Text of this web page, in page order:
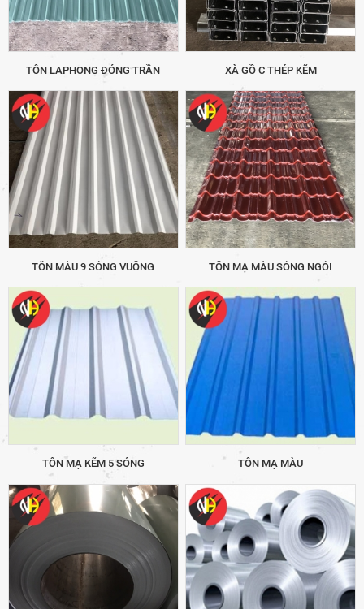
TÔN LAPHONG ĐÓNG TRẦN XÀ GỒ C THÉP KẼM
TÔN MÀU 9 SÓNG VUÔNG TÔN MẠ MÀU SÓNG NGÓI
TÔN MẠ KẼM 5 SÓNG TÔN MẠ MÀU